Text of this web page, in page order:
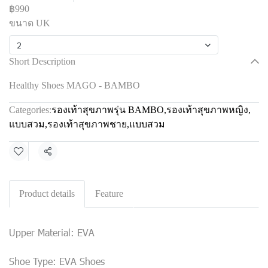
฿990
ขนาด UK
2
Short Description
Healthy Shoes MAGO - BAMBO
Categories:รองเท้าสุขภาพรุ่น BAMBO,รองเท้าสุขภาพหญิง,
แบบสวม,รองเท้าสุขภาพชาย,แบบสวม
Share
Product details Feature
Upper Material: EVA
Shoe Type: EVA Shoes